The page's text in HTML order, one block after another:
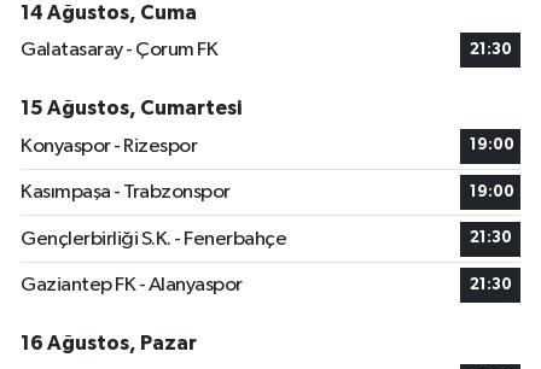
14 Ağustos, Cuma
Galatasaray - Çorum FK
21:30
15 Ağustos, Cumartesi
Konyaspor - Rizespor
19:00
Kasımpaşa - Trabzonspor 19:00
Gençlerbirliği S.K. - Fenerbahçe 21:30
Gaziantep FK - Alanyaspor 21:30
16 Ağustos, Pazar